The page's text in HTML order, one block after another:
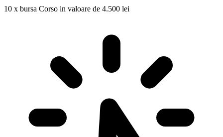
10 x bursa Corso in valoare de 4.500 lei